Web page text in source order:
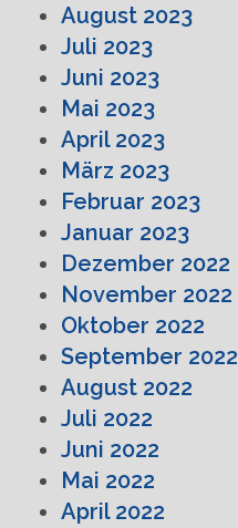
August 2023
Juli 2023
Juni 2023
Mai 2023
April 2023
März 2023
Februar 2023
Januar 2023
Dezember 2022
November 2022
Oktober 2022
September 2022
August 2022
Juli 2022
Juni 2022
Mai 2022
April 2022